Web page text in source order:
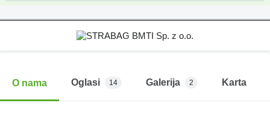
O nama Oglasi 14 Galerija 2 Karta